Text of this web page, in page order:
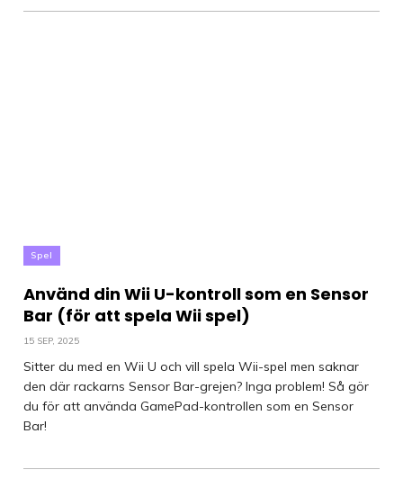
Spel
Använd din Wii U-kontroll som en Sensor
Bar (för att spela Wii spel)
15 SEP, 2025
Sitter du med en Wii U och vill spela Wii-spel men saknar
den där rackarns Sensor Bar-grejen? Inga problem! Så gör
du för att använda GamePad-kontrollen som en Sensor
Bar!